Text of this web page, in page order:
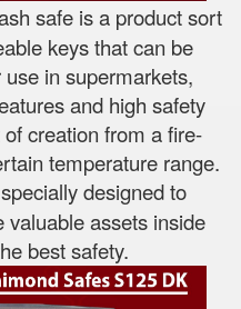
safe is a product sort
keys that can be
in supermarkets,
and high safety
creation from a fire-
temperature range.
designed to
valuable assets inside
best safety.